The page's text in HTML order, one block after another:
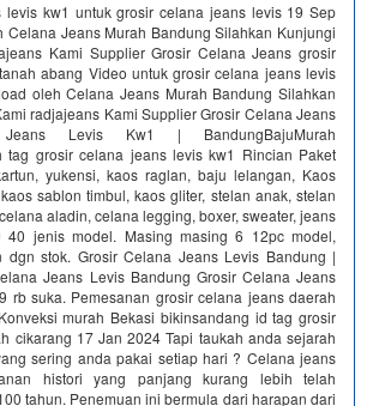
levis kw1 untuk grosir celana jeans levis 19 Sep
Celana Jeans Murah Bandung Silahkan Kunjungi
Kami Supplier Grosir Celana Jeans grosir
abang Video untuk grosir celana jeans levis
oleh Celana Jeans Murah Bandung Silahkan
radjajeans Kami Supplier Grosir Celana Jeans
Levis Kw1 | BandungBajuMurah
tag grosir celana jeans levis kw1 Rincian Paket
yukensi, kaos raglan, baju lelangan, Kaos
sablon timbul, kaos gliter, stelan anak, stelan
aladin, celana legging, boxer, sweater, jeans
jenis model. Masing masing 6 12pc model,
dgn stok. Grosir Celana Jeans Levis Bandung |
Jeans Levis Bandung Grosir Celana Jeans
rb suka. Pemesanan grosir celana jeans daerah
murah Bekasi bikinsandang id tag grosir
cikarang 17 Jan 2024 Tapi taukah anda sejarah
sering anda pakai setiap hari ? Celana jeans
histori yang panjang kurang lebih telah
tahun. Penemuan ini bermula dari harapan dari